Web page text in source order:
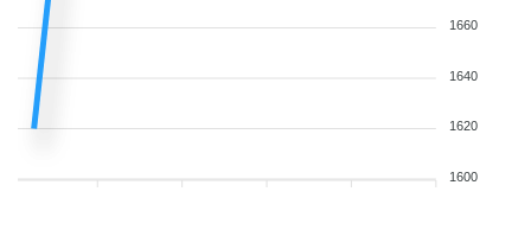
1660
1640
1620
1600